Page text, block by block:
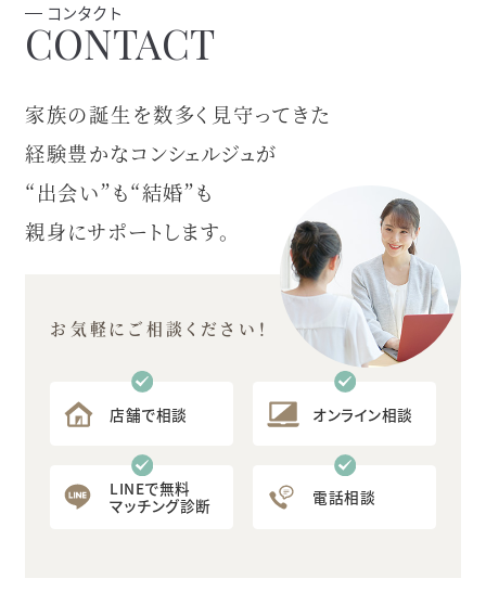
コンタクト
家族の誕生を数多く見守ってきた
経験豊かなコンシェルジュが
“出会い”も“結婚”も
親身にサポートします。
お気軽にご相談ください！
店舗で相談 オンライン相談
LINEで無料
マッチング診断
電話相談